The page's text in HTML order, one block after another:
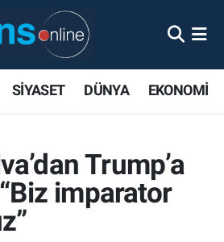
SİYASET DÜNYA EKONOMİ
Trump’a
imparator